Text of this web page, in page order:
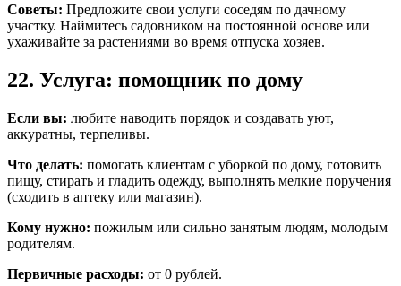
Советы: Предложите свои услуги соседям по дачному
участку. Наймитесь садовником на постоянной основе или
ухаживайте за растениями во время отпуска хозяев.
22. Услуга: помощник по дому
Если вы: любите наводить порядок и создавать уют,
аккуратны, терпеливы.
Что делать: помогать клиентам с уборкой по дому, готовить
пищу, стирать и гладить одежду, выполнять мелкие поручения
(сходить в аптеку или магазин).
Кому нужно: пожилым или сильно занятым людям, молодым
родителям.
Первичные расходы: от 0 рублей.